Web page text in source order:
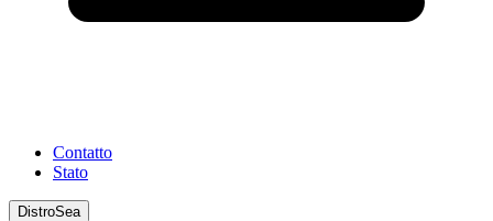
Contatto
Stato
DistroSea